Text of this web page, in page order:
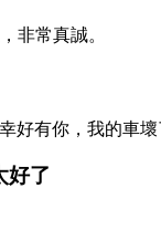
非常真誠。
幸好有你，我的車壞
了